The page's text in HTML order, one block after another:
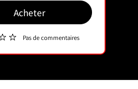
Acheter
Pas de commentaires